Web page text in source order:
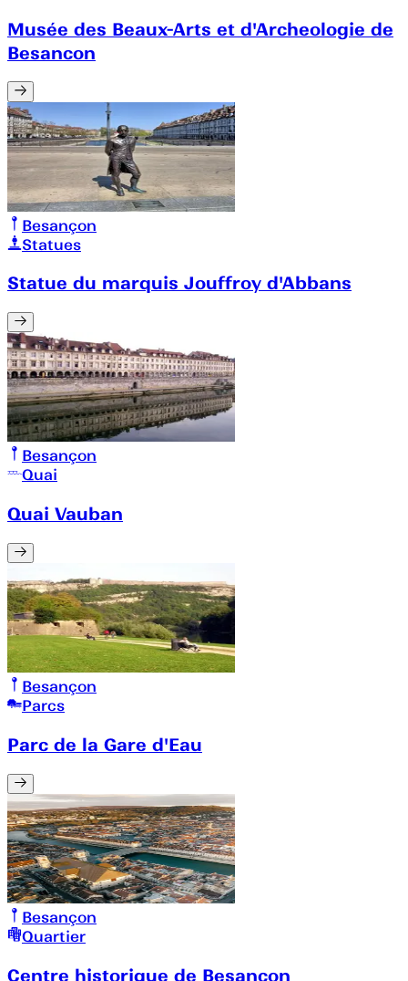
Musée des Beaux-Arts et d'Archeologie de
Besancon
Besançon
Statues
Statue du marquis Jouffroy d'Abbans
Besançon
Quai
Quai Vauban
Besançon
Parcs
Parc de la Gare d'Eau
Besançon
Quartier
Centre historique de Besançon